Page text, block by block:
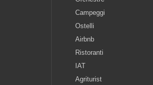
Campeggi
Ostelli
Airbnb
Ristoranti
IAT
Agriturist